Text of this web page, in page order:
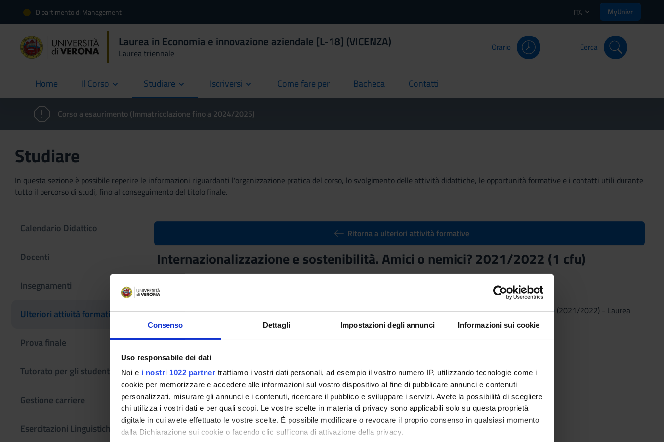
Consenso Dettagli Impostazioni degli annunci Informazioni sui cookie
Uso responsabile dei dati
Noi e i nostri 1022 partner trattiamo i vostri dati personali, ad esempio il vostro numero IP, utilizzando tecnologie come i
cookie per memorizzare e accedere alle informazioni sul vostro dispositivo al fine di pubblicare annunci e contenuti
personalizzati, misurare gli annunci e i contenuti, ricercare il pubblico e sviluppare i servizi. Avete la possibilità di scegliere
chi utilizza i vostri dati e per quali scopi. Le vostre scelte in materia di privacy sono applicabili solo su questa proprietà
digitale in cui avete effettuato le vostre scelte. È possibile modificare o revocare il proprio consenso in qualsiasi momento
dalla Dichiarazione sui cookie o facendo clic sull'icona di attivazione della privacy.
Dipartimento di Management ITA MyUnivr
Laurea in Economia e innovazione aziendale [L-18] (VICENZA)
Laurea triennale
Orario Cerca
Home
current Il Corso Studiare Iscriversi Come fare per
current Bacheca
current Contatti
current
Corso a esaurimento (Immatricolazione fino a 2024/2025)
Studiare
In questa sezione è possibile reperire le informazioni riguardanti l'organizzazione pratica del corso, lo svolgimento delle attività didattiche, le opportunità formative e i contatti utili durante
tutto il percorso di studi, fino al conseguimento del titolo finale.
Calendario Didattico
Docenti
Insegnamenti
Ulteriori attività formative
Prova finale
Tutorato per gli studenti
Gestione carriere
Esercitazioni Linguistiche CLA
Ritorna a ulteriori attività formative
Internazionalizzazione e sostenibilità. Amici o nemici? 2021/2022 (1 cfu)
4S010720
L'insegnamento è mutuato dall'insegnamentoInternazionalizzazione e sostenibilità. Amici o nemici? 2021/2022 (1 cfu) (2021/2022) - Laurea
magistrale in Management e strategia d’impresa [LM-77]